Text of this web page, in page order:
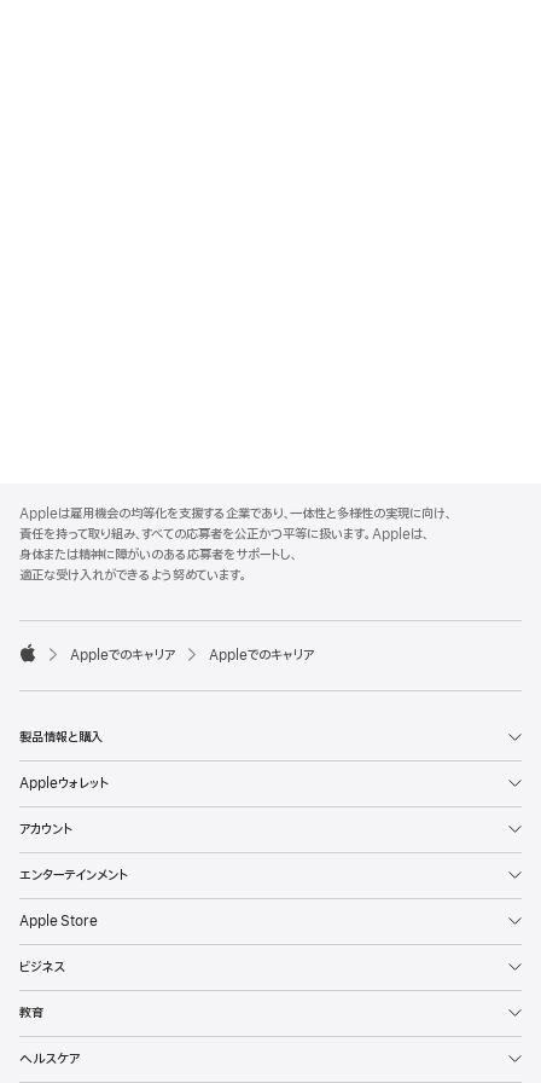
p
p
l
e
o
t
Appleは雇用機会の均等化を支援する企業であり、一体性と多様性の実現に向け、
責任を持って取り組み、すべての応募者を公正かつ平等に扱います。Appleは、
身体または精神に障がいのある応募者をサポートし、
適正な受け入れができるよう努めています。

p
l
Appleでのキャリア Appleでのキャリア
製品情報と購入
Appleウォレット
アカウント
エンターテインメント
Apple Store
ビジネス
教育
ヘルスケア